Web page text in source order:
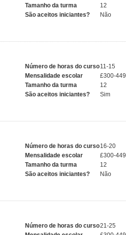
Tamanho da turma
12
São aceitos iniciantes?
Não
Número de horas do curso11-15
Mensalidade escolar
£300-449
Tamanho da turma
12
São aceitos iniciantes?
Sim
Número de horas do curso16-20
Mensalidade escolar
£300-449
Tamanho da turma
12
São aceitos iniciantes?
Não
Número de horas do curso21-25